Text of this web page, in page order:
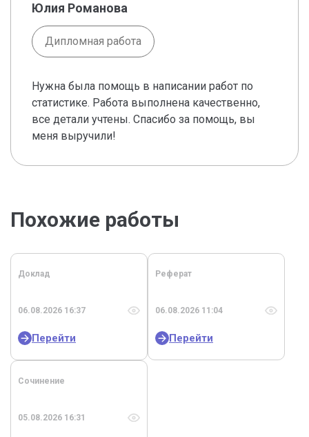
Юлия Романова
Дипломная работа
Нужна была помощь в написании работ по
статистике. Работа выполнена качественно,
все детали учтены. Спасибо за помощь, вы
меня выручили!
Похожие работы
Доклад
06.08.2026 16:37
Перейти
Реферат
06.08.2026 11:04
Перейти
Сочинение
05.08.2026 16:31